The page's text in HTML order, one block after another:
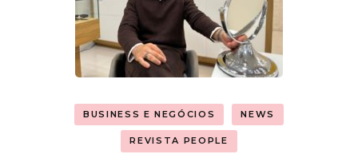
BUSINESS E NEGÓCIOS NEWS
REVISTA PEOPLE